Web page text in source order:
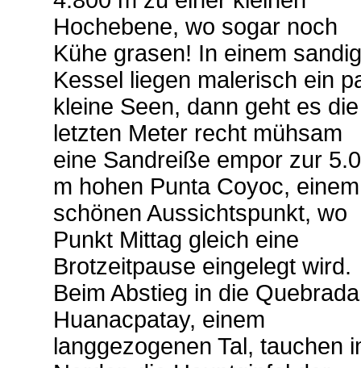
Hochebene, wo sogar noch
Kühe grasen! In einem
Kessel liegen malerisch ein
kleine Seen, dann geht es die
letzten Meter recht mühsam
eine Sandreiße empor zur
m hohen Punta Coyoc, einem
schönen Aussichtspunkt, wo
Punkt Mittag gleich eine
Brotzeitpause eingelegt wird.
Beim Abstieg in die Quebrada
Huanacpatay, einem
langgezogenen Tal, tauchen